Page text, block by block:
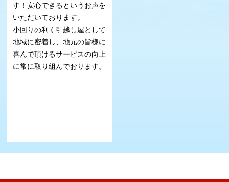
す！安心できるというお声を
いただいております。
小回りの利く引越し屋として
地域に密着し、地元の皆様に
喜んで頂けるサービスの向上
に常に取り組んでおります。